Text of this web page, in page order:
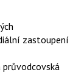
zastoupení